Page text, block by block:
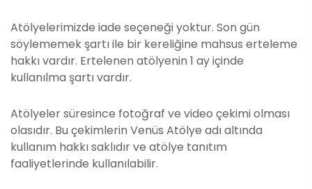
Atölyelerimizde iade seçeneği yoktur. Son gün
söylememek şartı ile bir kereliğine mahsus erteleme
hakkı vardır. Ertelenen atölyenin 1 ay içinde
kullanılma şartı vardır.
Atölyeler süresince fotoğraf ve video çekimi olması
olasıdır. Bu çekimlerin Venüs Atölye adı altında
kullanım hakkı saklıdır ve atölye tanıtım
faaliyetlerinde kullanılabilir.